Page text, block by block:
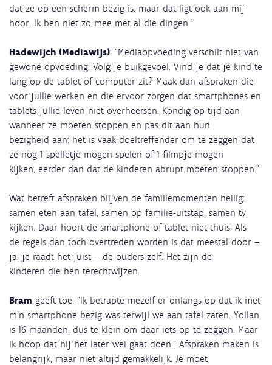
dat ze op een scherm bezig is, maar dat ligt ook aan mij
hoor. Ik ben niet zo mee met al die dingen.”
Hadewijch (Mediawijs): “Mediaopvoeding verschilt niet van
gewone opvoeding. Volg je buikgevoel. Vind je dat je kind te
lang op de tablet of computer zit? Maak dan afspraken die
voor jullie werken en die ervoor zorgen dat smartphones en
tablets jullie leven niet overheersen. Kondig op tijd aan
wanneer ze moeten stoppen en pas dit aan hun
bezigheid aan: het is vaak doeltreffender om te zeggen dat
ze nog 1 spelletje mogen spelen of 1 filmpje mogen
kijken, eerder dan dat de kinderen abrupt moeten stoppen.”
Wat betreft afspraken blijven de familiemomenten heilig:
samen eten aan tafel, samen op familie-uitstap, samen tv
kijken. Daar hoort de smartphone of tablet niet thuis. Als
de regels dan toch overtreden worden is dat meestal door –
ja, je raadt het juist – de ouders zelf. Het zijn de
kinderen die hen terechtwijzen.
Bram geeft toe: “Ik betrapte mezelf er onlangs op dat ik met
m’n smartphone bezig was terwijl we aan tafel zaten. Yollan
is 16 maanden, dus te klein om daar iets op te zeggen. Maar
ik hoop dat hij het later wel gaat doen.” Afspraken maken is
belangrijk, maar niet altijd gemakkelijk. Je moet